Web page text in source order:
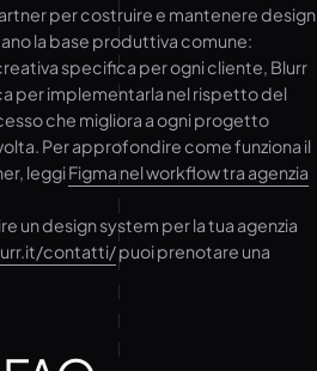
per costruire e mantenere design
la base produttiva comune:
specifica per ogni cliente, Blurr
per implementarla nel rispetto del
che migliora a ogni progetto
Per approfondire come funziona il
leggiFigma nel workflow tra agenzia
un design system per la tua agenzia
contatti/puoi prenotare una